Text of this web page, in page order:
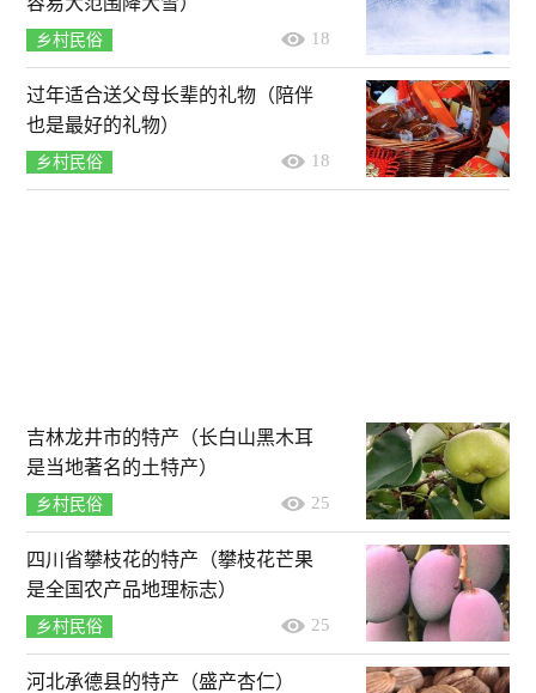
乡村民俗 18
过年适合送父母长辈的礼物（陪伴
也是最好的礼物）
乡村民俗 18
吉林龙井市的特产（长白山黑木耳
是当地著名的土特产）
乡村民俗 25
四川省攀枝花的特产（攀枝花芒果
是全国农产品地理标志）
乡村民俗 25
河北承德县的特产（盛产杏仁）